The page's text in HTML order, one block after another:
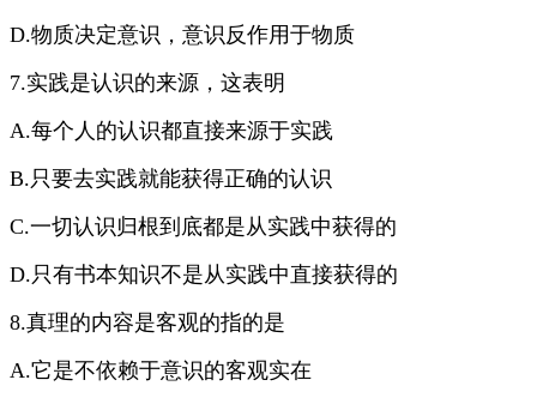
D.物质决定意识，意识反作用于物质
7.实践是认识的来源，这表明
A.每个人的认识都直接来源于实践
B.只要去实践就能获得正确的认识
C.一切认识归根到底都是从实践中获得的
D.只有书本知识不是从实践中直接获得的
8.真理的内容是客观的指的是
A.它是不依赖于意识的客观实在